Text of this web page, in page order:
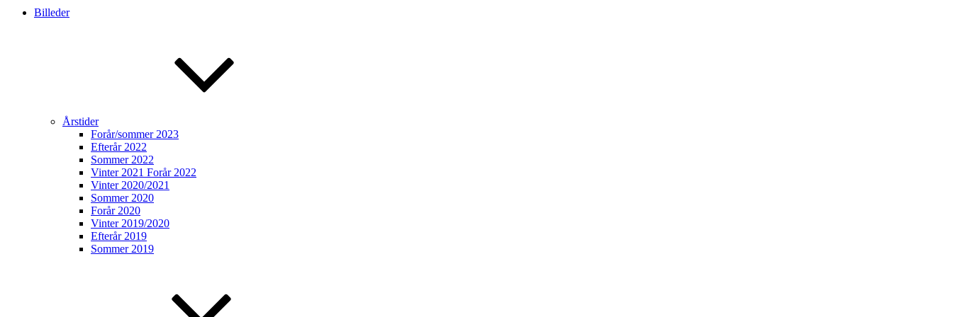
Billeder
Årstider
Forår/sommer 2023
Efterår 2022
Sommer 2022
Vinter 2021 Forår 2022
Vinter 2020/2021
Sommer 2020
Forår 2020
Vinter 2019/2020
Efterår 2019
Sommer 2019